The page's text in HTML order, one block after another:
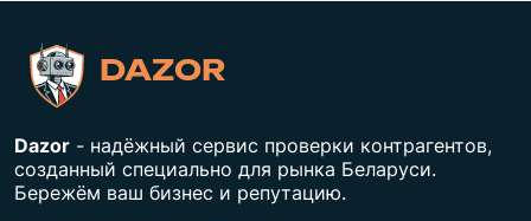
DAZOR
Dazor - надёжный сервис проверки контрагентов,
созданный специально для рынка Беларуси.
Бережём ваш бизнес и репутацию.